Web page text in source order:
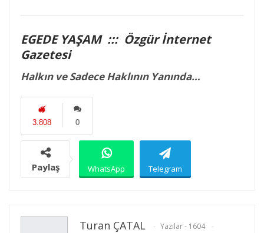
EGEDE YAŞAM ::: Özgür İnternet
Gazetesi
Halkın ve Sadece Haklının Yanında…
0
3.808
Paylaş WhatsApp Telegram
Turan ÇATAL
Yazılar - 1604